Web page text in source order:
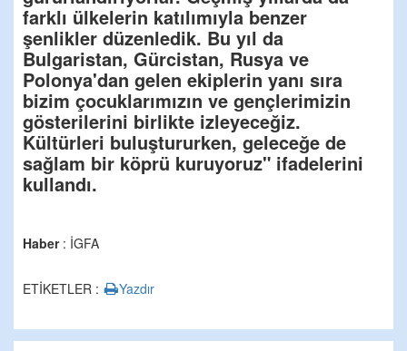
farklı ülkelerin katılımıyla benzer
şenlikler düzenledik. Bu yıl da
Bulgaristan, Gürcistan, Rusya ve
Polonya'dan gelen ekiplerin yanı sıra
bizim çocuklarımızın ve gençlerimizin
gösterilerini birlikte izleyeceğiz.
Kültürleri buluştururken, geleceğe de
sağlam bir köprü kuruyoruz" ifadelerini
kullandı.
Haber: İGFA
ETİKETLER : Yazdır